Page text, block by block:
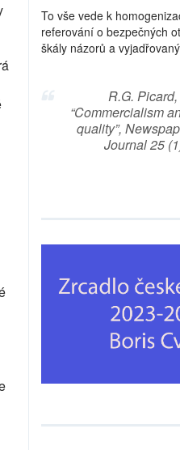
To vše vede k
referování o bezpečných
škály názorů a
R.G.
“Commercialism
quality”,
Journal 25